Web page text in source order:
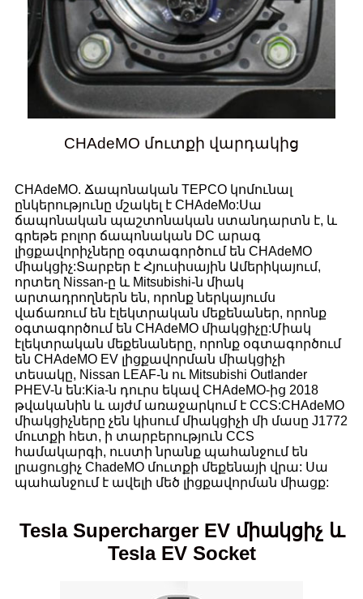
CHAdeMO մուտքի վարդակից
CHAdeMO. Ճապոնական TEPCO կոմունալ
ընկերությունը մշակել է CHAdeMo:Սա
ճապոնական պաշտոնական ստանդարտն է, և
գրեթե բոլոր ճապոնական DC արագ
լիցքավորիչները օգտագործում են CHAdeMO
միակցիչ:Տարբեր է Հյուսիսային Ամերիկայում,
որտեղ Nissan-ը և Mitsubishi-ն միակ
արտադրողներն են, որոնք ներկայումս
վաճառում են էլեկտրական մեքենաներ, որոնք
օգտագործում են CHAdeMO միակցիչը:Միակ
էլեկտրական մեքենաները, որոնք օգտագործում
են CHAdeMO EV լիցքավորման միակցիչի
տեսակը, Nissan LEAF-ն ու Mitsubishi Outlander
PHEV-ն են:Kia-ն դուրս եկավ CHAdeMO-ից 2018
թվականին և այժմ առաջարկում է CCS:CHAdeMO
միակցիչները չեն կիսում միակցիչի մի մասը J1772
մուտքի հետ, ի տարբերություն CCS
համակարգի, ուստի նրանք պահանջում են
լրացուցիչ ChadeMO մուտքի մեքենայի վրա: Սա
պահանջում է ավելի մեծ լիցքավորման միացք:
Tesla Supercharger EV միակցիչ և
Tesla EV Socket